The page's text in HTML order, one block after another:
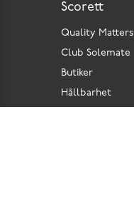
Scorett
Quality Matters
Club Solemate
Butiker
Hållbarhet